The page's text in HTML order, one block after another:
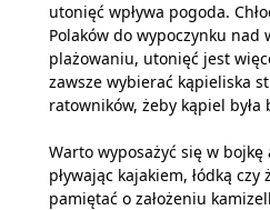
utonięć wpływa pogoda.
Polaków do wypoczynku nad
plażowaniu, utonięć jest
zawsze wybierać kąpieliska
ratowników, żeby kąpiel była
Warto wyposażyć się w bojkę
pływając kajakiem, łódką
pamiętać o założeniu